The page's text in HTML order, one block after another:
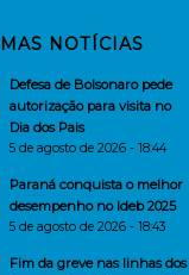
NOTÍCIAS
Defesa de Bolsonaro pede
autorização para visita no
Dia dos Pais
5 de agosto de 2026 - 18:44
Paraná conquista o melhor
desempenho no Ideb 2025
5 de agosto de 2026 - 18:43
Fim da greve nas linhas dos